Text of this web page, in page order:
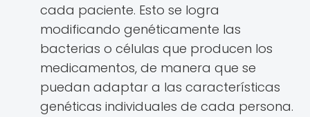
cada paciente. Esto se logra
modificando genéticamente las
bacterias o células que producen los
medicamentos, de manera que se
puedan adaptar a las características
genéticas individuales de cada persona.